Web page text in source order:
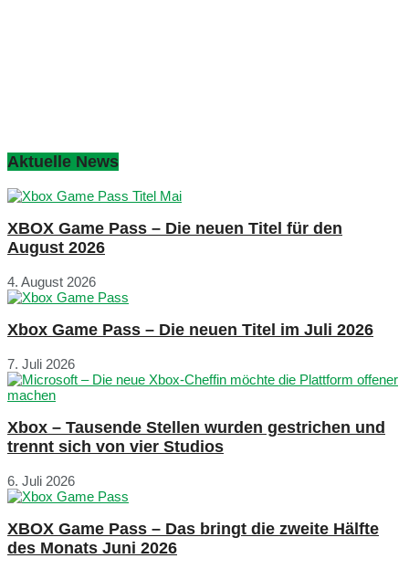
Aktuelle News
XBOX Game Pass – Die neuen Titel für den
August 2026
4. August 2026
Xbox Game Pass – Die neuen Titel im Juli 2026
7. Juli 2026
Xbox – Tausende Stellen wurden gestrichen und
trennt sich von vier Studios
6. Juli 2026
XBOX Game Pass – Das bringt die zweite Hälfte
des Monats Juni 2026